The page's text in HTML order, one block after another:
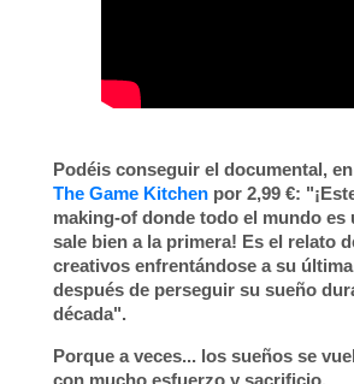
Podéis conseguir el documental,
The Game Kitchen por 2,99 €:
making-of donde todo el mundo es
sale bien a la primera! Es el relato
creativos enfrentándose a su
después de perseguir su sueño
década".
Porque a veces... los sueños se
con mucho esfuerzo y sacrificio.